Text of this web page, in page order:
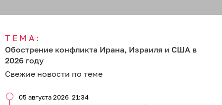
ТЕМА:
Обострение конфликта Ирана, Израиля и США в
2026 году
Свежие новости по теме
05 августа 2026 21:34